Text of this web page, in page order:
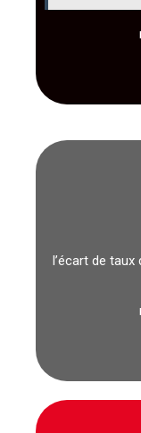
l’écart de